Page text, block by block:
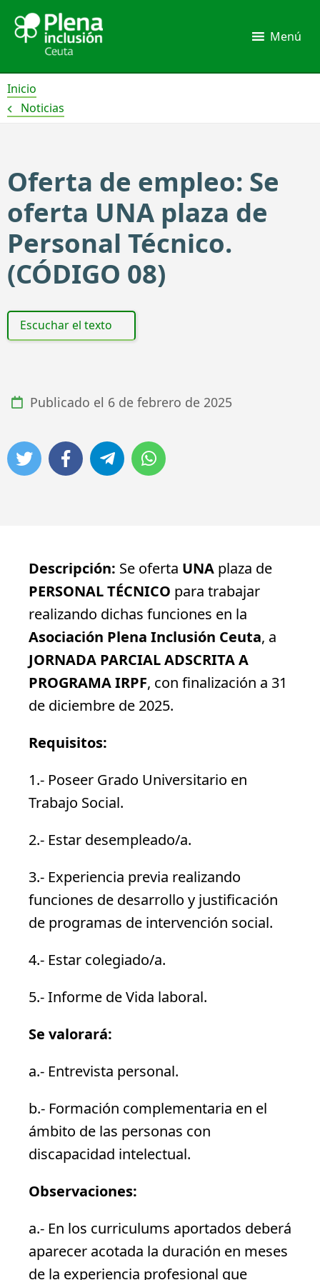
contenido
Menú
Inicio
Noticias
Oferta de empleo: Se
oferta UNA plaza de
Personal Técnico.
(CÓDIGO 08)
Escuchar el texto
Publicado el 6 de febrero de 2025
Descripción: Se oferta UNA plaza de
PERSONAL TÉCNICO para trabajar
realizando dichas funciones en la
Asociación Plena Inclusión Ceuta, a
JORNADA PARCIAL ADSCRITA A
PROGRAMA IRPF, con finalización a 31
de diciembre de 2025.
Requisitos:
1.- Poseer Grado Universitario en
Trabajo Social.
2.- Estar desempleado/a.
3.- Experiencia previa realizando
funciones de desarrollo y justificación
de programas de intervención social.
4.- Estar colegiado/a.
5.- Informe de Vida laboral.
Se valorará:
a.- Entrevista personal.
b.- Formación complementaria en el
ámbito de las personas con
discapacidad intelectual.
Observaciones:
a.- En los curriculums aportados deberá
aparecer acotada la duración en meses
de la experiencia profesional que